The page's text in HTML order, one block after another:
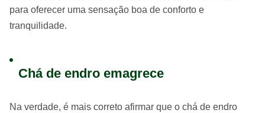
para oferecer uma sensação boa de conforto e
tranquilidade.
Chá de endro emagrece
Na verdade, é mais correto afirmar que o chá de endro